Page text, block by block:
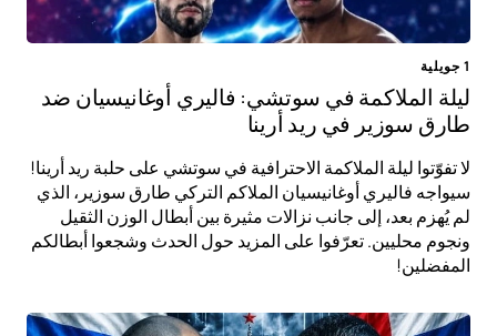
1 جويلية
ليلة الملاكمة في سوتشي: فاليري أوغانيسيان ضد
طارق سوزير في ريد أرينا
لا تفوّتوا ليلة الملاكمة الاحترافية في سوتشي على حلبة ريد أرينا!
سيواجه فاليري أوغانيسيان الملاكم التركي طارق سوزير، الذي
لم يُهزم بعد، إلى جانب نزالات مثيرة بين أبطال الوزن الثقيل
ونجوم محليين. تعرّفوا على المزيد حول الحدث وشجعوا أبطالكم
المفضلين!